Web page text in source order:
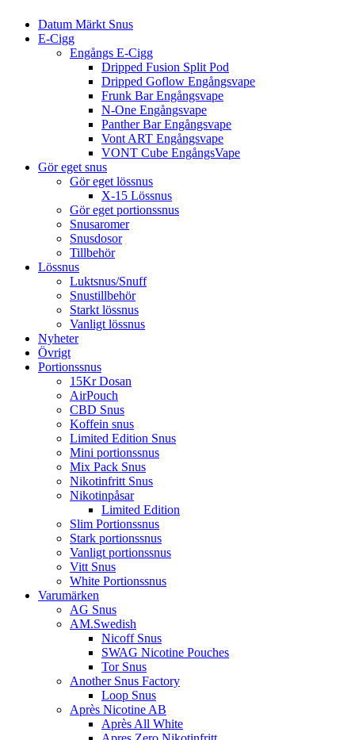
Datum Märkt Snus
E-Cigg
Engångs E-Cigg
Dripped Fusion Split Pod
Dripped Goflow Engångsvape
Frunk Bar Engångsvape
N-One Engångsvape
Panther Bar Engångsvape
Vont ART Engångsvape
VONT Cube EngångsVape
Gör eget snus
Gör eget lössnus
X-15 Lössnus
Gör eget portionssnus
Snusaromer
Snusdosor
Tillbehör
Lössnus
Luktsnus/Snuff
Snustillbehör
Starkt lössnus
Vanligt lössnus
Nyheter
Övrigt
Portionssnus
15Kr Dosan
AirPouch
CBD Snus
Koffein snus
Limited Edition Snus
Mini portionssnus
Mix Pack Snus
Nikotinfritt Snus
Nikotinpåsar
Limited Edition
Slim Portionssnus
Stark portionssnus
Vanligt portionssnus
Vitt Snus
White Portionssnus
Varumärken
AG Snus
AM.Swedish
Nicoff Snus
SWAG Nicotine Pouches
Tor Snus
Another Snus Factory
Loop Snus
Après Nicotine AB
Après All White